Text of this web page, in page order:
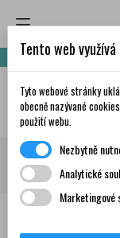
Nakupte
Domů Doplňky stravy
VITA Essentials Motion+
Tento web
Tyto webové stránky
obecně nazývané
použití webu.
Nezbytně
Analytické
Marketingové